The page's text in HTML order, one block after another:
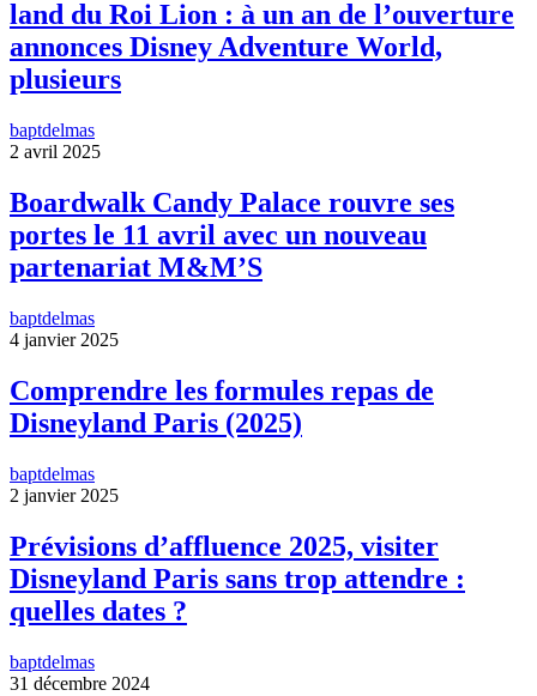
land du Roi Lion : à un an de l’ouverture
annonces Disney Adventure World,
plusieurs
baptdelmas
2 avril 2025
Boardwalk Candy Palace rouvre ses
portes le 11 avril avec un nouveau
partenariat M&M’S
baptdelmas
4 janvier 2025
Comprendre les formules repas de
Disneyland Paris (2025)
baptdelmas
2 janvier 2025
Prévisions d’affluence 2025, visiter
Disneyland Paris sans trop attendre :
quelles dates ?
baptdelmas
31 décembre 2024